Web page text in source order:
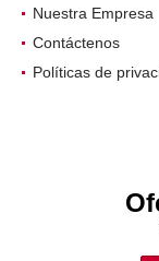
Nuestra Empresa
Contáctenos
Políticas de